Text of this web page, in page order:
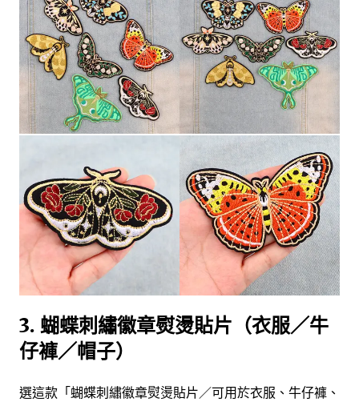
3. 蝴蝶刺繡徽章熨燙貼片（衣服／牛
仔褲／帽子）
選這款「蝴蝶刺繡徽章熨燙貼片／可用於衣服、牛仔褲、